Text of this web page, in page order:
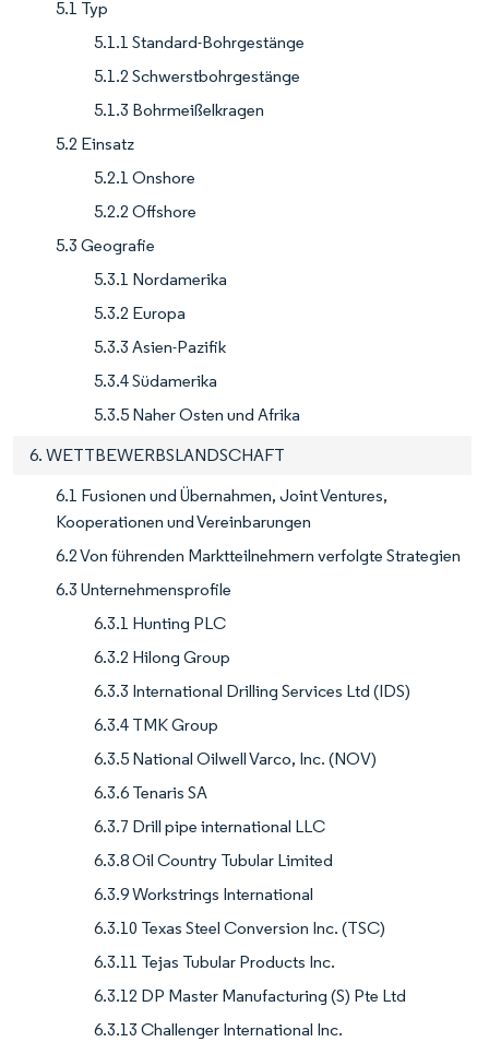
5.1 Typ
5.1.1 Standard-Bohrgestänge
5.1.2 Schwerstbohrgestänge
5.1.3 Bohrmeißelkragen
5.2 Einsatz
5.2.1 Onshore
5.2.2 Offshore
5.3 Geografie
5.3.1 Nordamerika
5.3.2 Europa
5.3.3 Asien-Pazifik
5.3.4 Südamerika
5.3.5 Naher Osten und Afrika
6. WETTBEWERBSLANDSCHAFT
6.1 Fusionen und Übernahmen, Joint Ventures,
Kooperationen und Vereinbarungen
6.2 Von führenden Marktteilnehmern verfolgte Strategien
6.3 Unternehmensprofile
6.3.1 Hunting PLC
6.3.2 Hilong Group
6.3.3 International Drilling Services Ltd (IDS)
6.3.4 TMK Group
6.3.5 National Oilwell Varco, Inc. (NOV)
6.3.6 Tenaris SA
6.3.7 Drill pipe international LLC
6.3.8 Oil Country Tubular Limited
6.3.9 Workstrings International
6.3.10 Texas Steel Conversion Inc. (TSC)
6.3.11 Tejas Tubular Products Inc.
6.3.12 DP Master Manufacturing (S) Pte Ltd
6.3.13 Challenger International Inc.